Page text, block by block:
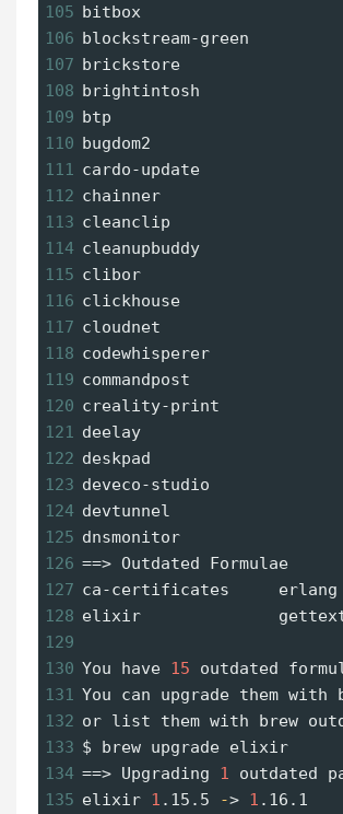
105 bitbox
106 blockstream-green
107 brickstore
108 brightintosh
109 btp
110 bugdom2
111
cardo-update
112 chainner
113 cleanclip
114 cleanupbuddy
115 clibor
116 clickhouse
117 cloudnet
118 codewhisperer
119 commandpost
120 creality-print
121
deelay
122 deskpad
123 deveco-studio
124 devtunnel
125 dnsmonitor
126 ==> Outdated Formulae
127 ca-certificates
128 elixir
129
130 You have 15 outdated
131 You can upgrade them with
132 or list them with brew
133 $ brew upgrade elixir
134 ==> Upgrading 1
outdated
135 elixir 1 .15.5 -> 1 .16.1